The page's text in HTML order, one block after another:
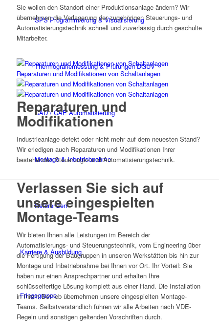
SPS Programmierung & Visualisierung
Thermografiemessung & Prüfungen DGUV
CAD / CAE Automatisierung
Montage & Inbetriebnahme
Referenzen
Karriere & Ausbildung
Fringsgruppe
Sie wollen den Standort einer Produktionsanlage ändern? Wir
übernehmen die Verlagerung der zugehörigen Steuerungs- und
Automatisierungstechnik schnell und zuverlässig durch geschulte
Mitarbeiter.
Reparaturen und Modifikationen von Schaltanlagen
Reparaturen und
Modifikationen
Industrieanlage defekt oder nicht mehr auf dem neuesten Stand?
Wir erledigen auch Reparaturen und Modifikationen Ihrer
bestehenden Steuerungs- und Automatisierungstechnik.
Verlassen Sie sich auf
unsere eingespielten
Montage-Teams
Wir bieten Ihnen alle Leistungen im Bereich der
Automatisierungs- und Steuerungstechnik, vom Engineering über
die Fertigung der Baugruppen in unseren Werkstätten bis hin zur
Montage und Inbetriebnahme bei Ihnen vor Ort. Ihr Vorteil: Sie
haben nur einen Ansprechpartner und erhalten Ihre
schlüsselfertige Lösung komplett aus einer Hand. Die Installation
in Ihrem Betrieb übernehmen unsere eingespielten Montage-
Teams. Selbstverständlich führen wir alle Arbeiten nach VDE-
Regeln und sonstigen geltenden Vorschriften durch.